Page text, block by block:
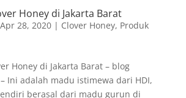
Honey di Jakarta Barat
Apr 28, 2020| Clover Honey, Produk
Honey di Jakarta Barat – blog
Ini adalah madu istimewa dari HDI,
berasal dari madu gurun di